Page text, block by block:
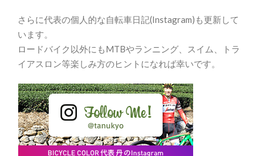
さらに代表の個人的な自転車日記(Instagram)も更新して
います。
ロードバイク以外にもMTBやランニング、スイム、トラ
イアスロン等楽しみ方のヒントになれば幸いです。